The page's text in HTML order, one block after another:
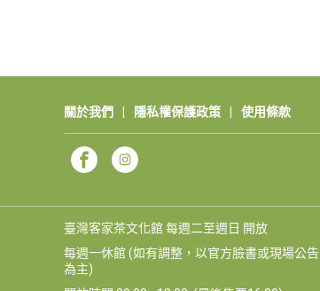
關於我們 隱私權保護政策 使用條款
臺灣客家茶文化館 每週二至週日 開放
每週一休館 (如有調整，以官方臉書或現場公告
為主)